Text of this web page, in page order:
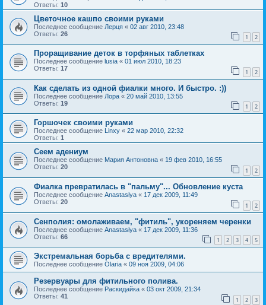
Ответы: 10
Цветочное кашпо своими руками
Последнее сообщение Лерця « 02 авг 2010, 23:48
Ответы: 26 1 2
Проращивание деток в торфяных таблетках
Последнее сообщение lusia « 01 июл 2010, 18:23
Ответы: 17 1 2
Как сделать из одной фиалки много. И быстро. :))
Последнее сообщение Лора « 20 май 2010, 13:55
Ответы: 19 1 2
Горшочек своими руками
Последнее сообщение Linxy « 22 мар 2010, 22:32
Ответы: 1
Сеем адениум
Последнее сообщение Мария Антоновна « 19 фев 2010, 16:55
Ответы: 20 1 2
Фиалка превратилась в "пальму"... Обновление куста
Последнее сообщение Anastasiya « 17 дек 2009, 11:49
Ответы: 20 1 2
Сенполия: омолаживаем, "фитиль", укореняем черенки
Последнее сообщение Anastasiya « 17 дек 2009, 11:36
Ответы: 66 1 2 3 4 5
Экстремальная борьба с вредителями.
Последнее сообщение Olaria « 09 ноя 2009, 04:06
Резервуары для фитильного полива.
Последнее сообщение Раскидайка « 03 окт 2009, 21:34
Ответы: 41 1 2 3